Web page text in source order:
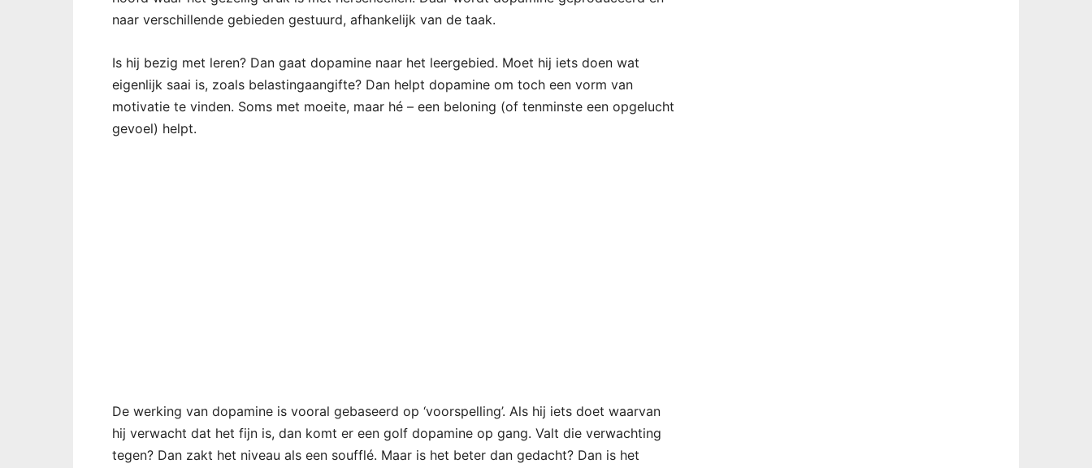
naar verschillende gebieden gestuurd, afhankelijk van de taak.
Is hij bezig met leren? Dan gaat dopamine naar het leergebied. Moet hij iets doen wat
eigenlijk saai is, zoals belastingaangifte? Dan helpt dopamine om toch een vorm van
motivatie te vinden. Soms met moeite, maar hé – een beloning (of tenminste een opgelucht
gevoel) helpt.
De werking van dopamine is vooral gebaseerd op ‘voorspelling’. Als hij iets doet waarvan
hij verwacht dat het fijn is, dan komt er een golf dopamine op gang. Valt die verwachting
tegen? Dan zakt het niveau als een soufflé. Maar is het beter dan gedacht? Dan is het